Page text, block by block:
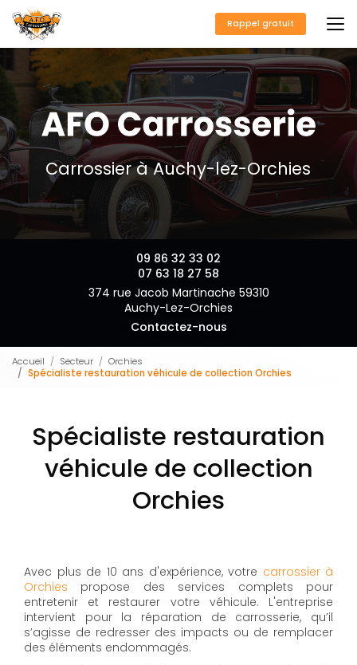
au
contenu
principal
Rappel gratuit
Carrossier à Auchy-lez-Orchies
09 86 32 33 02
07 63 18 27 58
374 rue Jacob Martinache 59310
Auchy-Lez-Orchies
Contactez-nous
Accueil Secteur
Orchies
Spécialiste restauration véhicule de collection Orchies
Spécialiste restauration
véhicule de collection
Orchies
Avec plus de 10 ans d'expérience, votre carrossier à
Orchies propose des services complets pour
entretenir et restaurer votre véhicule. L'entreprise
intervient pour la réparation de carrosserie, qu’il
s’agisse de redresser des impacts ou de remplacer
des éléments endommagés.